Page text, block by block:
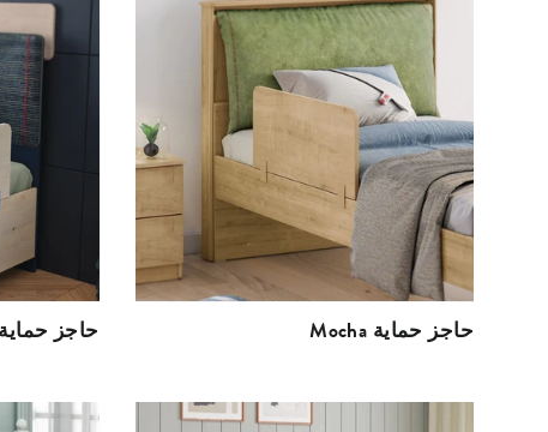
Trio حاجز حماية Mocha حاجز حماية